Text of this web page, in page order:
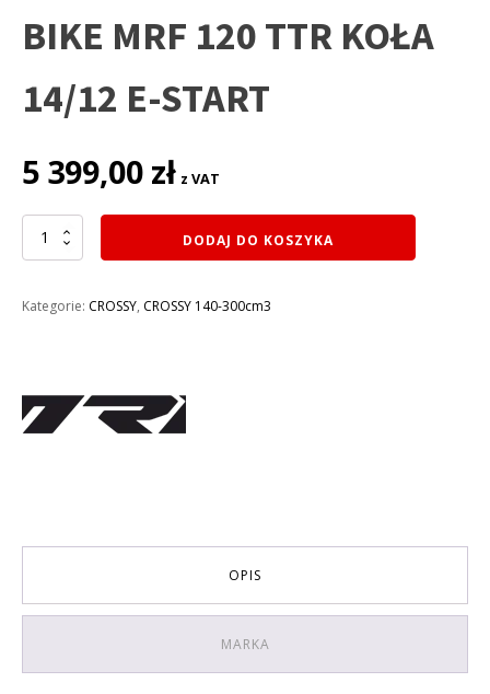
BIKE MRF 120 TTR KOŁA
14/12 E-START
5 399,00 zł z VAT
ilość
CROSS
PIT
TTR
KOŁA
DODAJ DO KOSZYKA
Kategorie: CROSSY, CROSSY 140-300cm3
OPIS
MARKA